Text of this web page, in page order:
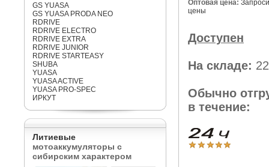
GS YUASA
GS YUASA PRODA NEO
RDRIVE
RDRIVE ELECTRO
RDRIVE EXTRA
RDRIVE JUNIOR
RDRIVE STARTEASY
SHUBA
YUASA
YUASA ACTIVE
YUASA PRO-SPEC
ИРКУТ
Литиевые
мотоаккумуляторы с
сибирским характером
Оптовая цена:
цены
Доступен
На складе: 22
Обычно
в течение: